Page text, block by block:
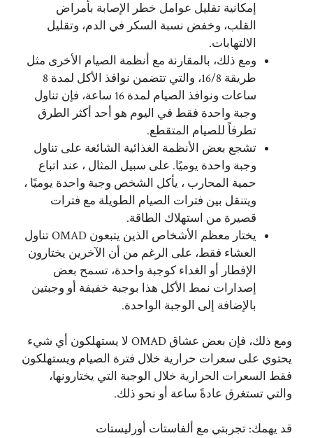
إمكانية تقليل عوامل خطر الإصابة بأمراض
القلب، وخفض نسبة السكر في الدم، وتقليل
الالتهابات.
ومع ذلك، بالمقارنة مع أنظمة الصيام الأخرى مثل
طريقة 16/8، والتي تتضمن نوافذ الأكل لمدة 8
ساعات ونوافذ الصيام لمدة 16 ساعة، فإن تناول
وجبة واحدة فقط في اليوم هو أحد أكثر الطرق
تطرفاً للصيام المتقطع.
تشجع بعض الأنظمة الغذائية الشائعة على تناول
وجبة واحدة يوميًا. على سبيل المثال ، عند اتباع
حمية المحارب ، يأكل الشخص وجبة واحدة يوميًا ،
ويتنقل بين فترات الصيام الطويلة مع فترات
قصيرة من استهلاك الطاقة.
يختار معظم الأشخاص الذين يتبعون OMAD تناول
العشاء فقط، على الرغم من أن الآخرين يختارون
الإفطار أو الغداء كوجبة واحدة، تسمح بعض
إصدارات نمط الأكل هذا بوجبة خفيفة أو وجبتين
بالإضافة إلى الوجبة الواحدة.
ومع ذلك، فإن بعض عشاق OMAD لا يستهلكون أي شيء
يحتوي على سعرات حرارية خلال فترة الصيام ويستهلكون
فقط السعرات الحرارية خلال الوجبة التي يختارونها،
والتي تستغرق عادةً ساعة أو نحو ذلك.
قد يهمك: تجربتي مع ألفاستات أورليستات